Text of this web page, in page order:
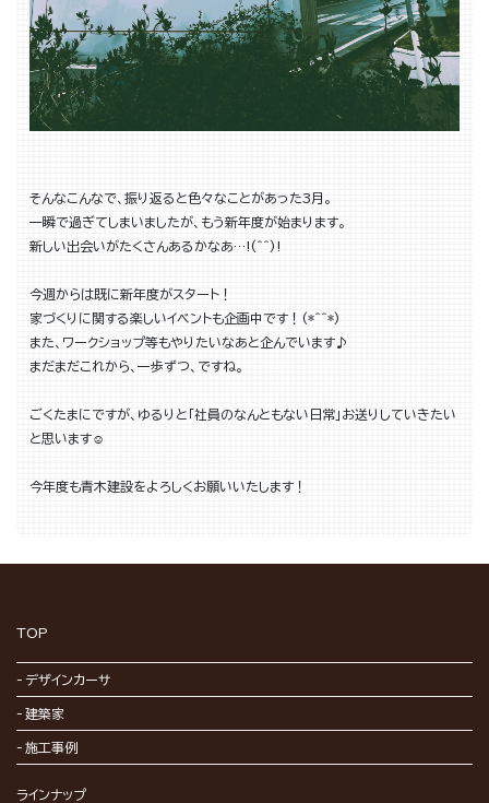
そんなこんなで、振り返ると色々なことがあった3月。
一瞬で過ぎてしまいましたが、もう新年度が始まります。
新しい出会いがたくさんあるかなあ…!(^^)!
今週からは既に新年度がスタート！
家づくりに関する楽しいイベントも企画中です！(*^^*)
また、ワークショップ等もやりたいなあと企んでいます♪
まだまだこれから、一歩ずつ、ですね。
ごくたまにですが、ゆるりと「社員のなんともない日常」お送りしていきたい
と思います☺
今年度も青木建設をよろしくお願いいたします！
TOP
デザインカーサ
建築家
施工事例
ラインナップ